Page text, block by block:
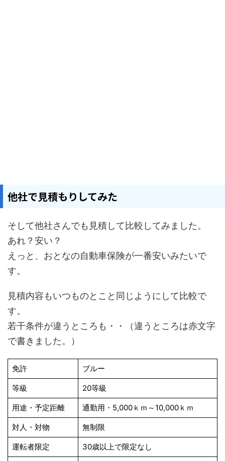
他社で見積もりしてみた
そして他社さんでも見積して比較してみました。
あれ？安い？
えっと、おとなの自動車保険が一番安いみたいで
す。
見積内容もいつものとこと同じようにして比較で
す。
若干条件が違うところも・・（違うところは赤文字
で書きました。）
免許 ブルー
等級 20等級
用途・予定距離 通勤用・5,000ｋｍ～10,000ｋｍ
対人・対物 無制限
運転者限定 30歳以上で限定なし